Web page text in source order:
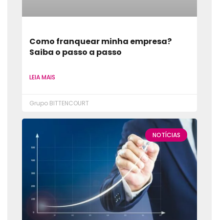
Como franquear minha empresa?
Saiba o passo a passo
LEIA MAIS
Grupo BITTENCOURT
NOTÍCIAS